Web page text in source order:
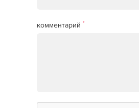
комментарий *